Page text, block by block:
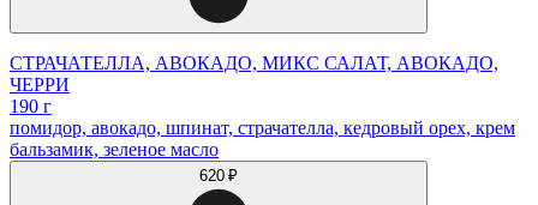
СТРАЧАТЕЛЛА, АВОКАДО, МИКС САЛАТ, АВОКАДО,
ЧЕРРИ
190 г
помидор, авокадо, шпинат, страчателла, кедровый орех, крем
бальзамик, зеленое масло
620 ₽